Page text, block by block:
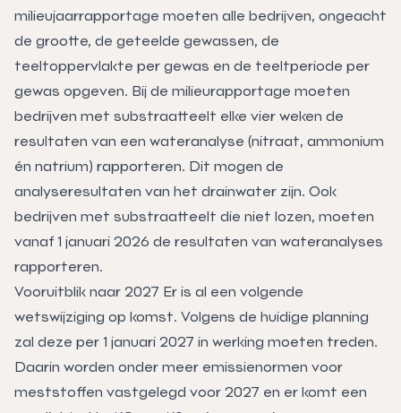
milieujaarrapportage moeten alle bedrijven, ongeacht
de grootte, de geteelde gewassen, de
teeltoppervlakte per gewas en de teeltperiode per
gewas opgeven. Bij de milieurapportage moeten
bedrijven met substraatteelt elke vier weken de
resultaten van een wateranalyse (nitraat, ammonium
én natrium) rapporteren. Dit mogen de
analyseresultaten van het drainwater zijn. Ook
bedrijven met substraatteelt die niet lozen, moeten
vanaf 1 januari 2026 de resultaten van wateranalyses
rapporteren.
Vooruitblik naar 2027 Er is al een volgende
wetswijziging op komst. Volgens de huidige planning
zal deze per 1 januari 2027 in werking moeten treden.
Daarin worden onder meer emissienormen voor
meststoffen vastgelegd voor 2027 en er komt een